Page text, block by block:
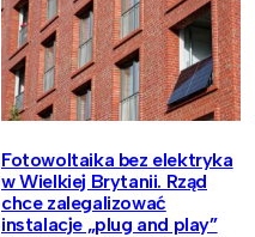
Fotowoltaika bez elektryka
w Wielkiej Brytanii. Rząd
chce zalegalizować
instalacje „plug and play”